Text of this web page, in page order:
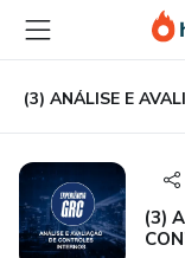
para
conteúdo
principal
para
pagamento
para
rodapé
(3)